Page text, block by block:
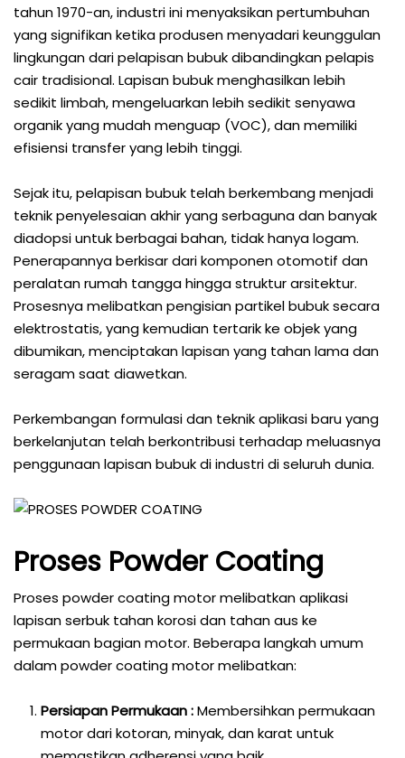
tahun 1970-an, industri ini menyaksikan pertumbuhan
yang signifikan ketika produsen menyadari keunggulan
lingkungan dari pelapisan bubuk dibandingkan pelapis
cair tradisional. Lapisan bubuk menghasilkan lebih
sedikit limbah, mengeluarkan lebih sedikit senyawa
organik yang mudah menguap (VOC), dan memiliki
efisiensi transfer yang lebih tinggi.
Sejak itu, pelapisan bubuk telah berkembang menjadi
teknik penyelesaian akhir yang serbaguna dan banyak
diadopsi untuk berbagai bahan, tidak hanya logam.
Penerapannya berkisar dari komponen otomotif dan
peralatan rumah tangga hingga struktur arsitektur.
Prosesnya melibatkan pengisian partikel bubuk secara
elektrostatis, yang kemudian tertarik ke objek yang
dibumikan, menciptakan lapisan yang tahan lama dan
seragam saat diawetkan.
Perkembangan formulasi dan teknik aplikasi baru yang
berkelanjutan telah berkontribusi terhadap meluasnya
penggunaan lapisan bubuk di industri di seluruh dunia.
Proses Powder Coating
Proses powder coating motor melibatkan aplikasi
lapisan serbuk tahan korosi dan tahan aus ke
permukaan bagian motor. Beberapa langkah umum
dalam powder coating motor melibatkan:
Persiapan Permukaan :Membersihkan permukaan
motor dari kotoran, minyak, dan karat untuk